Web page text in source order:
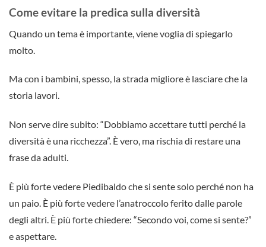
Come evitare la predica sulla diversità
Quando un tema è importante, viene voglia di spiegarlo
molto.
Ma con i bambini, spesso, la strada migliore è lasciare che la
storia lavori.
Non serve dire subito: “Dobbiamo accettare tutti perché la
diversità è una ricchezza”. È vero, ma rischia di restare una
frase da adulti.
È più forte vedere Piedibaldo che si sente solo perché non ha
un paio. È più forte vedere l’anatroccolo ferito dalle parole
degli altri. È più forte chiedere: “Secondo voi, come si sente?”
e aspettare.